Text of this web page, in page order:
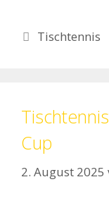
Kategorien
Tischtennis
Cup
2. August 2025